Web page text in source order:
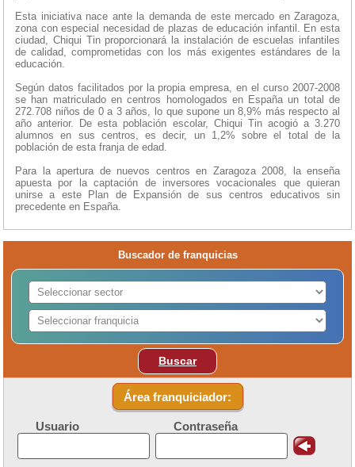
Esta iniciativa nace ante la demanda de este mercado en Zaragoza,
zona con especial necesidad de plazas de educación infantil. En esta
ciudad, Chiqui Tin proporcionará la instalación de escuelas infantiles
de calidad, comprometidas con los más exigentes estándares de la
educación.
Según datos facilitados por la propia empresa, en el curso 2007-2008
se han matriculado en centros homologados en España un total de
272.708 niños de 0 a 3 años, lo que supone un 8,9% más respecto al
año anterior. De esta población escolar, Chiqui Tin acogió a 3.270
alumnos en sus centros, es decir, un 1,2% sobre el total de la
población de esta franja de edad.
Para la apertura de nuevos centros en Zaragoza 2008, la enseña
apuesta por la captación de inversores vocacionales que quieran
unirse a este Plan de Expansión de sus centros educativos sin
precedente en España.
Buscador de franquicias
Buscar
Área franquiciador:
Usuario Contraseña